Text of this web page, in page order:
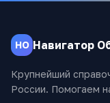
НО Навигатор
Крупнейший
России. Помогаем